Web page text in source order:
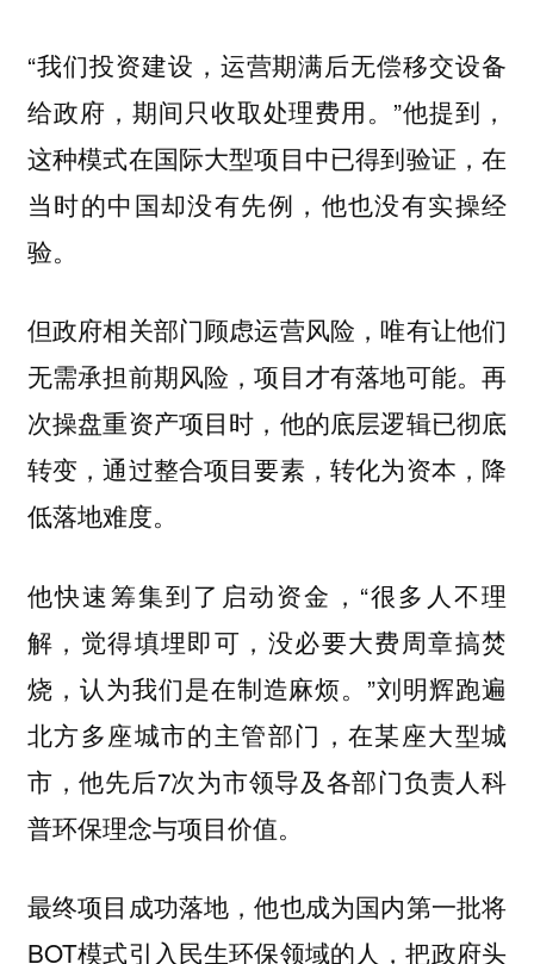
“我们投资建设，运营期满后无偿移交设备
给政府，期间只收取处理费用。”他提到，
这种模式在国际大型项目中已得到验证，在
当时的中国却没有先例，他也没有实操经
验。
但政府相关部门顾虑运营风险，唯有让他们
无需承担前期风险，项目才有落地可能。再
次操盘重资产项目时，他的底层逻辑已彻底
转变，通过整合项目要素，转化为资本，降
低落地难度。
他快速筹集到了启动资金，“很多人不理
解，觉得填埋即可，没必要大费周章搞焚
烧，认为我们是在制造麻烦。”刘明辉跑遍
北方多座城市的主管部门，在某座大型城
市，他先后7次为市领导及各部门负责人科
普环保理念与项目价值。
最终项目成功落地，他也成为国内第一批将
BOT模式引入民生环保领域的人，把政府头